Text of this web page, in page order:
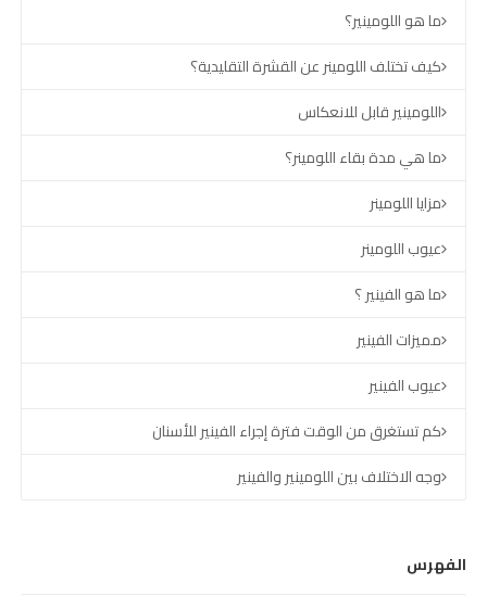
ما هو اللومينير؟
كيف تختلف اللومينر عن القشرة التقليدية؟
اللومينير قابل للانعكاس
ما هي مدة بقاء اللومينر؟
مزايا اللومينر
عيوب اللومينر
ما هو الفينير ؟
مميزات الفينير
عيوب الفينير
كم تستغرق من الوقت فترة إجراء الفينير للأسنان
وجه الاختلاف بين اللومينير والفينير
الفهرس